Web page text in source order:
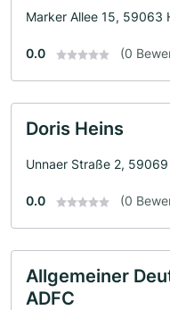
Marker Allee 15, 59063
0.0 (0
Doris Heins
Unnaer Straße 2, 59069
0.0 (0
Allgemeiner
ADFC